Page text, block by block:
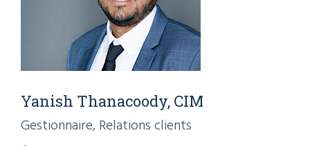
Yanish Thanacoody, CIM
Gestionnaire, Relations clients